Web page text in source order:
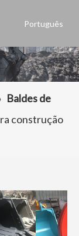
Português
العربية
Français
Pусский
Baldes de
construção